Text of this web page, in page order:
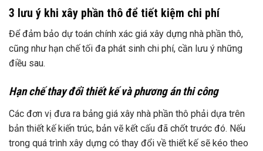
3 lưu ý khi xây phần thô để tiết kiệm chi phí
Để đảm bảo dự toán chính xác giá xây dựng nhà phần thô,
cũng như hạn chế tối đa phát sinh chi phí, cần lưu ý những
điều sau.
Hạn chế thay đổi thiết kế và phương án thi công
Các đơn vị đưa ra bảng giá xây nhà phần thô phải dựa trên
bản thiết kế kiến trúc, bản vẽ kết cấu đã chốt trước đó. Nếu
trong quá trình xây dựng có thay đổi về thiết kế sẽ kéo theo